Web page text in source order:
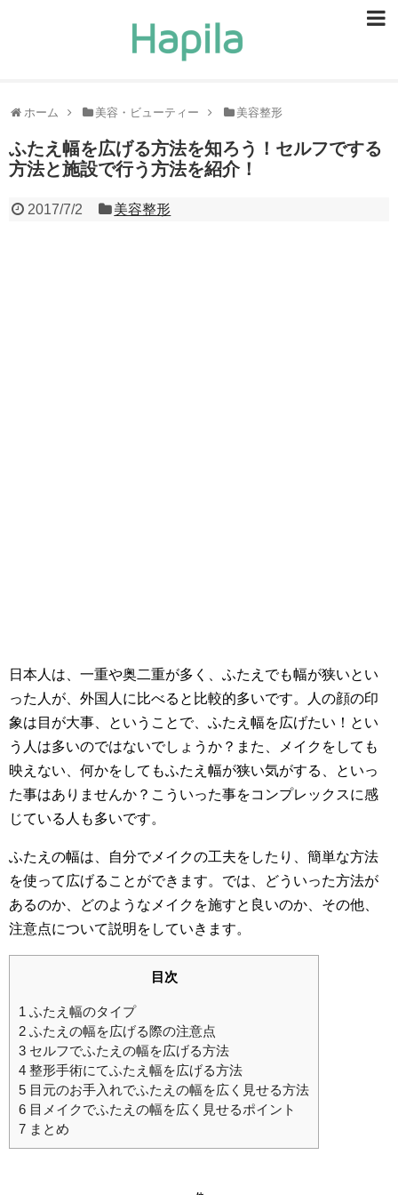
ホーム 美容・ビューティー 美容整形
ふたえ幅を広げる方法を知ろう！セルフでする
方法と施設で行う方法を紹介！
2017/7/2 美容整形
日本人は、一重や奥二重が多く、ふたえでも幅が狭いとい
った人が、外国人に比べると比較的多いです。人の顔の印
象は目が大事、ということで、ふたえ幅を広げたい！とい
う人は多いのではないでしょうか？また、メイクをしても
映えない、何かをしてもふたえ幅が狭い気がする、といっ
た事はありませんか？こういった事をコンプレックスに感
じている人も多いです。
ふたえの幅は、自分でメイクの工夫をしたり、簡単な方法
を使って広げることができます。では、どういった方法が
あるのか、どのようなメイクを施すと良いのか、その他、
注意点について説明をしていきます。
目次
1 ふたえ幅のタイプ
2 ふたえの幅を広げる際の注意点
3 セルフでふたえの幅を広げる方法
4 整形手術にてふたえ幅を広げる方法
5 目元のお手入れでふたえの幅を広く見せる方法
6 目メイクでふたえの幅を広く見せるポイント
7 まとめ
ヘアケア
ヘルスケア
食事・食べ物